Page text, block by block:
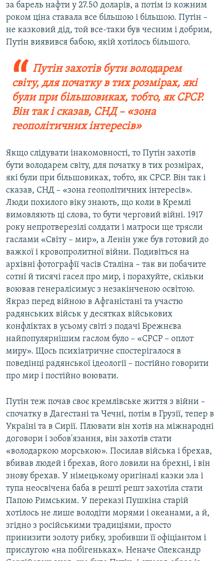
за барель нафти у 27.50 доларів, а потім із кожним
роком ціна ставала все більшою і більшою. Путін –
не казковий дід, той все-таки був чесним і добрим,
Путін виявився бабою, якій хотілось більшого.
Путін захотів бути володарем
світу, для початку в тих розмірах, які
були при більшовиках, тобто, як СРСР.
Він так і сказав, СНД – «зона
геополітичних інтересів»
Якщо слідувати інакомовності, то Путін захотів
бути володарем світу, для початку в тих розмірах,
які були при більшовиках, тобто, як СРСР. Він так і
сказав, СНД – «зона геополітичних інтересів».
Люди похилого віку знають, що коли в Кремлі
вимовляють ці слова, то бути черговий війні. 1917
року непротверезілі солдати і матроси ще трясли
гаслами «Світу – мир», а Ленін уже був готовий до
важкої і кровопролитної війни. Подивіться на
архівні фотографії часів Сталіна – так ви побачите
сотні й тисячі гасел про мир, і порахуйте, скільки
воював генералісимус з незакінченою освітою.
Якраз перед війною в Афганістані та участю
радянських військ у десятках військових
конфліктах в усьому світі з подачі Брежнєва
найпопулярнішим гаслом було – «СРСР – оплот
миру». Щось психіатричне спостерігалося в
поведінці радянської ідеології – постійно говорити
про мир і постійно воювати.
Путін теж почав своє кремлівське життя з війни –
спочатку в Дагестані та Чечні, потім в Грузії, тепер в
Україні та в Сирії. Плювати він хотів на міжнародні
договори і зобов'язання, він захотів стати
«володаркою морською». Посилав війська і брехав,
вбивав людей і брехав, його ловили на брехні, і він
знову брехав. У німецькому оригіналі казки зла і
тупа неосвічена баба в решті решт захотіла стати
Папою Римським. У переказі Пушкіна старій
хотілось не лише володіти морями і океанами, а й,
згідно з російськими традиціями, просто
принизити золоту рибку, зробивши її офіціантом і
прислугою «на побігеньках». Неначе Олександр